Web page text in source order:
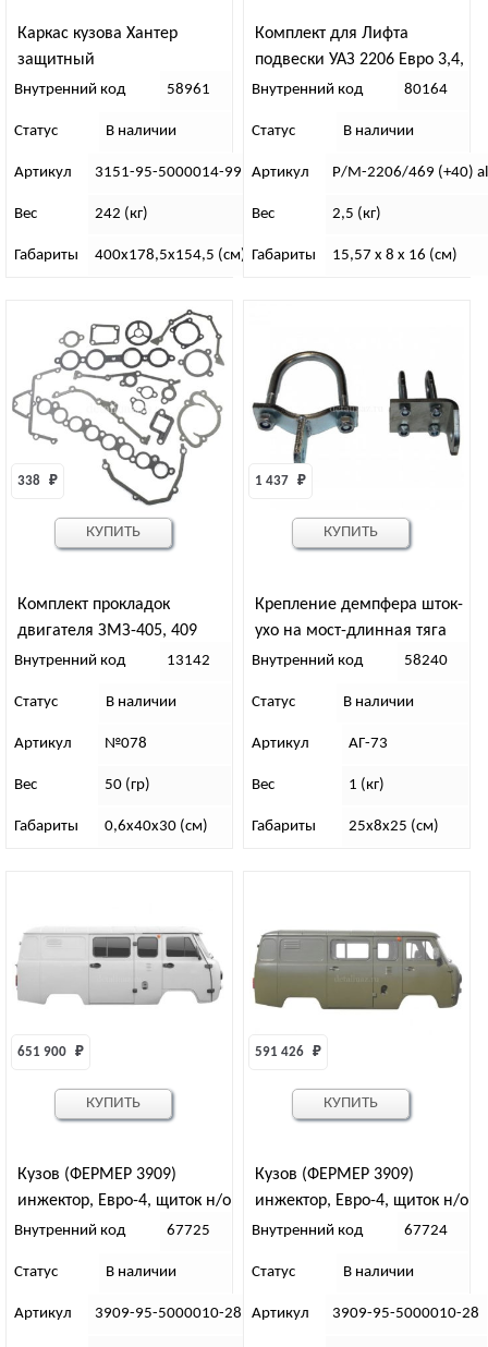
Каркас кузова Хантер
защитный
Внутренний код 58961
Статус В наличии
Артикул 3151-95-5000014-99
Вес 242 (кг)
Габариты 400х178,5х154,5 (см)
Комплект для Лифта
подвески УАЗ 2206 Евро 3,4,
УАЗ 469 40 мм Алюминий
Внутренний код 80164
Статус В наличии
Артикул Р/М-2206/469 (+40) al
Вес 2,5 (кг)
Габариты 15,57 x 8 x 16 (см)
Комплект прокладок
двигателя ЗМЗ-405, 409
ЕВРО-3 “АДС” (16 шт.)
338 ₽
Внутренний код 13142
Статус В наличии
Артикул №078
Вес 50 (гр)
Габариты 0,6х40х30 (см)
КУПИТЬ
Крепление демпфера шток-
ухо на мост-длинная тяга
1 437 ₽
Внутренний код 58240
Статус В наличии
Артикул АГ-73
Вес 1 (кг)
Габариты 25х8х25 (см)
КУПИТЬ
Кузов (ФЕРМЕР 3909)
инжектор, Евро-4, щиток н/о
белая ночь (7мест, стол)
651 900 ₽
Внутренний код 67725
Статус В наличии
Артикул 3909-95-5000010-28(20)
КУПИТЬ
Кузов (ФЕРМЕР 3909)
инжектор, Евро-4, щиток н/о
защитный
591 426 ₽
Внутренний код 67724
Статус В наличии
Артикул 3909-95-5000010-28
КУПИТЬ